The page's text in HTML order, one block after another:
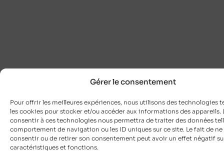
Gérer le consentement
Pour offrir les meilleures expériences, nous utilisons des technologies
les cookies pour stocker et/ou accéder aux informations des appareils.
consentir à ces technologies nous permettra de traiter des données
comportement de navigation ou les ID uniques sur ce site. Le fait de ne
consentir ou de retirer son consentement peut avoir un effet négatif
caractéristiques et fonctions.